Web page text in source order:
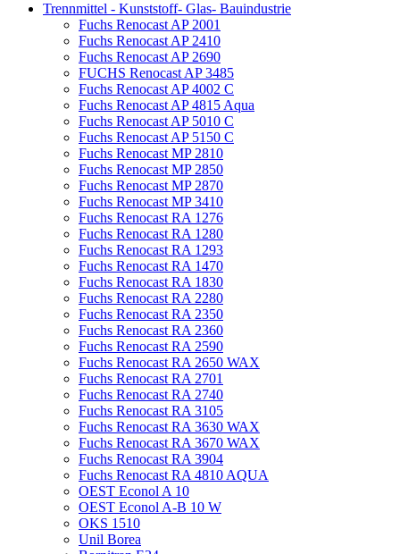
Trennmittel - Kunststoff- Glas- Bauindustrie
Fuchs Renocast AP 2001
Fuchs Renocast AP 2410
Fuchs Renocast AP 2690
FUCHS Renocast AP 3485
Fuchs Renocast AP 4002 C
Fuchs Renocast AP 4815 Aqua
Fuchs Renocast AP 5010 C
Fuchs Renocast AP 5150 C
Fuchs Renocast MP 2810
Fuchs Renocast MP 2850
Fuchs Renocast MP 2870
Fuchs Renocast MP 3410
Fuchs Renocast RA 1276
Fuchs Renocast RA 1280
Fuchs Renocast RA 1293
Fuchs Renocast RA 1470
Fuchs Renocast RA 1830
Fuchs Renocast RA 2280
Fuchs Renocast RA 2350
Fuchs Renocast RA 2360
Fuchs Renocast RA 2590
Fuchs Renocast RA 2650 WAX
Fuchs Renocast RA 2701
Fuchs Renocast RA 2740
Fuchs Renocast RA 3105
Fuchs Renocast RA 3630 WAX
Fuchs Renocast RA 3670 WAX
Fuchs Renocast RA 3904
Fuchs Renocast RA 4810 AQUA
OEST Econol A 10
OEST Econol A-B 10 W
OKS 1510
Unil Borea